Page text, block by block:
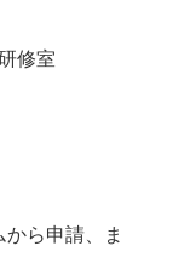
修室
ら申請、ま